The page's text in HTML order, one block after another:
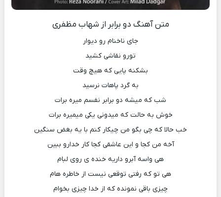
متن آهنگ دو برابر از شهاب مظفری
جای ناخنام رو دیوار
تورو نقاشی کشید
بشکنه پایی که هیچ وقت
به گرد پاهات نرسید
شب که میشه دو برابر نفسم میره برات
خوش به حالت که میدونی یکی میمیره برات
خب حالا که چی بگو من چیکار کنم با یه بغض سنگین
آخه من کجا و این عاشقی کجا کار خدارو ببین
هی واسه آبرو داریه خنده ی روی لبام
هی تو که رفتی توقعی نیست از خاطره هام
چیزی باقی نمونده که از خدا چیزی بخوام